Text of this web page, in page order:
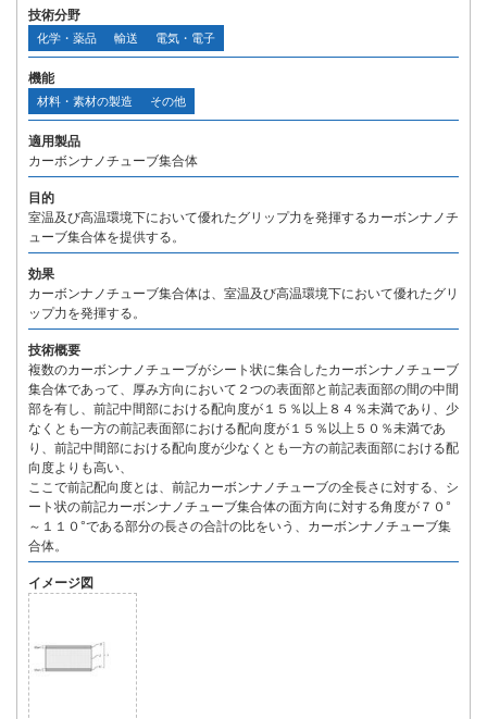
技術分野
化学・薬品 輸送 電気・電子
機能
材料・素材の製造 その他
適用製品
カーボンナノチューブ集合体
目的
室温及び高温環境下において優れたグリップ力を発揮するカーボンナノチ
ューブ集合体を提供する。
効果
カーボンナノチューブ集合体は、室温及び高温環境下において優れたグリ
ップ力を発揮する。
技術概要
複数のカーボンナノチューブがシート状に集合したカーボンナノチューブ
集合体であって、厚み方向において２つの表面部と前記表面部の間の中間
部を有し、前記中間部における配向度が１５％以上８４％未満であり、少
なくとも一方の前記表面部における配向度が１５％以上５０％未満であ
り、前記中間部における配向度が少なくとも一方の前記表面部における配
向度よりも高い、
ここで前記配向度とは、前記カーボンナノチューブの全長さに対する、シ
ート状の前記カーボンナノチューブ集合体の面方向に対する角度が７０°
～１１０°である部分の長さの合計の比をいう、カーボンナノチューブ集
合体。
イメージ図